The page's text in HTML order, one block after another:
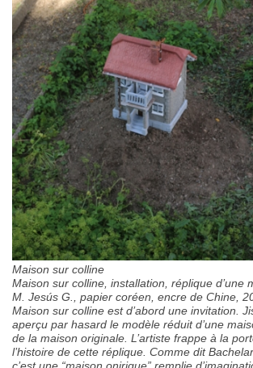
Maison sur colline
Maison sur colline, installation, réplique d’une
M. Jesús G., papier coréen, encre de Chine,
Maison sur colline est d’abord une invitation.
aperçu par hasard le modèle réduit d’une
de la maison originale. L’artiste frappe à la
l’histoire de cette réplique. Comme dit